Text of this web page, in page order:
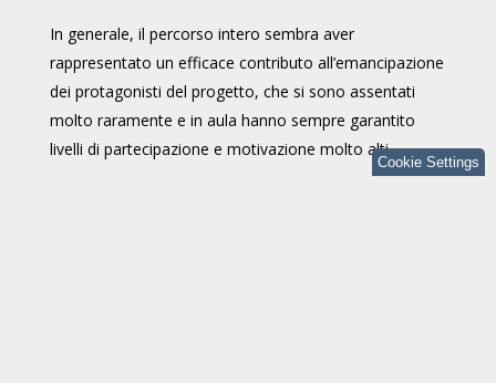
In generale, il percorso intero sembra aver
rappresentato un efficace contributo all’emancipazione
dei protagonisti del progetto, che si sono assentati
molto raramente e in aula hanno sempre garantito
livelli di partecipazione e motivazione molto alti.
Cookie Settings